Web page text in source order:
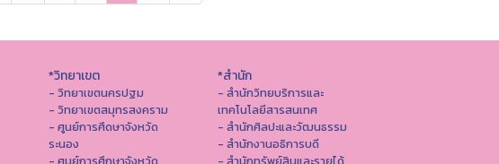
*วิทยาเขต
- วิทยาเขตนครปฐม
- วิทยาเขตสมุทรสงคราม
- ศูนย์การศึดษาจังหวัด
ระนอง
*สำนัก
- สำนักวิทยบริการและ
เทคโนโลยีสารสนเทศ
- สํานักศิลปะและวัฒนธรรม
- สำนักงานอธิการบดี